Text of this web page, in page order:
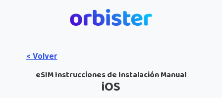
< Volver
eSIM Instrucciones de Instalación Manual
iOS